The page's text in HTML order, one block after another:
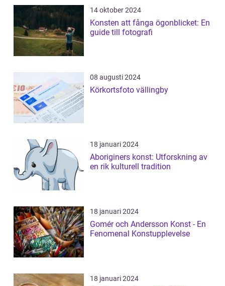
14 oktober 2024
Konsten att fånga ögonblicket: En
guide till fotografi
08 augusti 2024
Körkortsfoto vällingby
18 januari 2024
Aboriginers konst: Utforskning av
en rik kulturell tradition
18 januari 2024
Gomér och Andersson Konst - En
Fenomenal Konstupplevelse
18 januari 2024